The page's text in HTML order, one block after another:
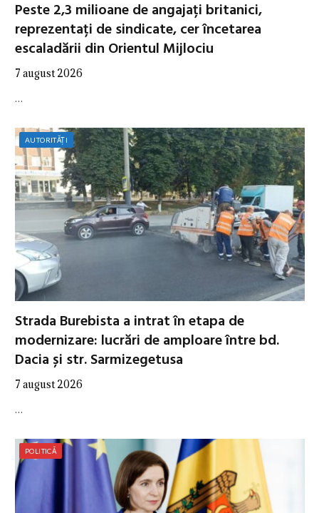
Peste 2,3 milioane de angajați britanici,
reprezentați de sindicate, cer încetarea
escaladării din Orientul Mijlociu
7 august 2026
…
AUTORITĂȚI
Strada Burebista a intrat în etapa de
modernizare: lucrări de amploare între bd.
Dacia și str. Sarmizegetusa
7 august 2026
…
POLITICĂ